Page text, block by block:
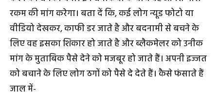
रकम की मांग करेगा। बता दें कि, कई लोग न्यूड फोटो या
वीडियो देखकर, काफी डर जाते है और बदनामी से बचने के
लिए वह इसका शिकार हो जाते है और ब्लैकमेलर को उनीक
मांग के मुताबिक पैसे देने को मजबूर हो जाते हैं। अपनी इज्जत
को बचाने के लिए लोग ठगों को पैसे दे देते हैं। कैसे फंसाते हैं
जाल में-